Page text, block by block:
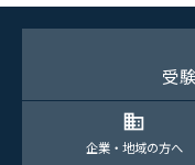
受
domain
企業・地域の方へ